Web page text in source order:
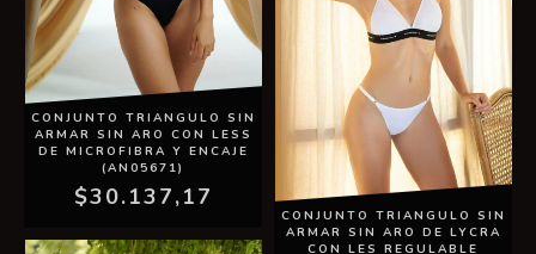
CONJUNTO TRIANGULO SIN
ARMAR SIN ARO CON LESS
DE MICROFIBRA Y ENCAJE
(AN05671)
$30.137,17
CONJUNTO TRIANGULO SIN
ARMAR SIN ARO DE LYCRA
CON LES REGULABLE